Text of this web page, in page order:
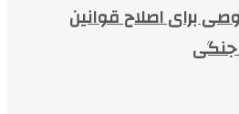
برای اصلاح قوانین
جنگی